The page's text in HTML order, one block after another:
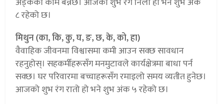
८ रहेको छ।
मिथुन (का, कि, कु, घ, ङ, छ, के, को, हा)
वैवाहिक जीवनमा विश्वासमा कमी आउन सक्छ सावधान
रहनुहोस्। सहकर्मीहरूसँग मनमुटावले कार्यक्षेत्रमा बाधा पर्न
सक्छ। घर परिवारमा बच्चाहरूसँग रमाइलो समय व्यतीत हुनेछ।
आजको शुभ रंग रातो हो भने शुभ अंक ५ रहेको छ।